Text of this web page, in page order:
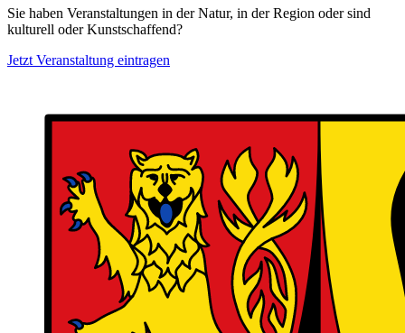
Sie haben Veranstaltungen in der Natur, in der Region oder sind
kulturell oder Kunstschaffend?
Jetzt Veranstaltung eintragen